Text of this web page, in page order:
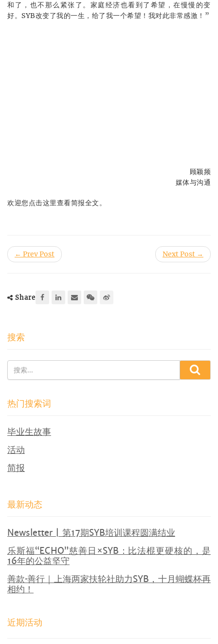
和了，也不那么紧张了。家庭经济也看到了希望，在慢慢的变
好。SYB改变了我的一生，给了我一个希望！我对此非常感激！”
顾颖频
媒体与沟通
欢迎您点击这里查看简报全文。
← Prev Post Next Post →
Share
搜索
热门搜索词
毕业生故事
活动
简报
最新动态
Newsletter | 第17期SYB培训课程圆满结业
乐斯福“ECHO”慈善日×SYB：比法棍更硬核的，是
16年的公益坚守
善款·善行｜上海两家扶轮社助力SYB，十月蝴蝶杯再
相约！
近期活动